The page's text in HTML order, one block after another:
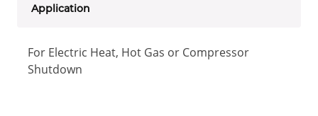
Application
For Electric Heat, Hot Gas or Compressor
Shutdown